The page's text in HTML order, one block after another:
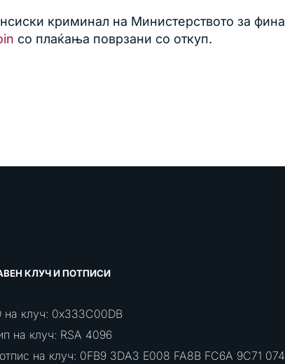
криминал на Министерството за
со плаќања поврзани со откуп.
КЛУЧ И ПОТПИСИ
на клуч: 0x333C00DB
на клуч: RSA 4096
на клуч: 0FB9 3DA3 E008 FA8B FC6A 9C71